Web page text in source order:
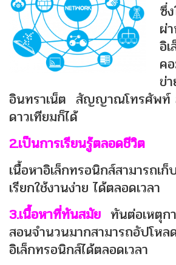
ซึ่
ผ่
อิ
ค
ข่
อินทราเน็ต สัญญาณโทรศัพ
ดาวเทียมก็ได้
2.เป็นการเรียนรู้ตลอดชีวิต
เนื้อหาอิเล็กทรอนิกส์สามารถเ
เรียกใช้งานง่าย ได้ตลอดเวลา
3.เนื้อหาที่ทันสมัย ทันต่อเหตุ
สอนจำนวนมากสามารถอัปโหล
อิเล็กทรอนิกส์ได้ตลอดเวลา